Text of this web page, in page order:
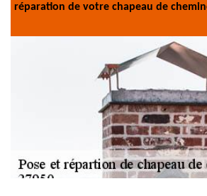
réparation de votre chapeau de